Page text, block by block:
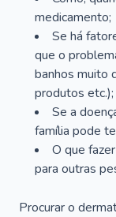
medicamento;
Se há
que o
banhos muito
produtos etc.);
Se a
família pode
O que
para outras
Procurar o